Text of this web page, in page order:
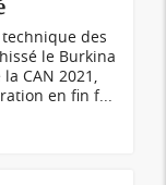
des
le Burkina
CAN 2021,
en fin f...